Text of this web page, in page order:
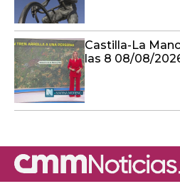
Castilla-La
las 8 08/08/